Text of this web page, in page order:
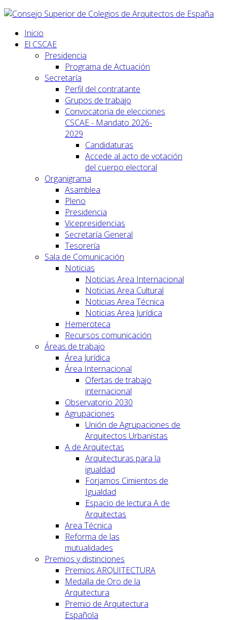
Inicio
El CSCAE
Presidencia
Programa de Actuación
Secretaría
Perfil del contratante
Grupos de trabajo
Convocatoria de elecciones
CSCAE - Mandato 2026-
2029
Candidaturas
Accede al acto de votación
del cuerpo electoral
Organigrama
Asamblea
Pleno
Presidencia
Vicepresidencias
Secretaría General
Tesorería
Sala de Comunicación
Noticias
Noticias Area Internacional
Noticias Area Cultural
Noticias Area Técnica
Noticias Area Jurídica
Hemeroteca
Recursos comunicación
Áreas de trabajo
Área Jurídica
Área Internacional
Ofertas de trabajo
internacional
Observatorio 2030
Agrupaciones
Unión de Agrupaciones de
Arquitectos Urbanistas
A de Arquitectas
Arquitecturas para la
igualdad
Forjamos Cimientos de
Igualdad
Espacio de lectura A de
Arquitectas
Area Técnica
Reforma de las
mutualidades
Premios y distinciones
Premios ARQUITECTURA
Medalla de Oro de la
Arquitectura
Premio de Arquitectura
Española